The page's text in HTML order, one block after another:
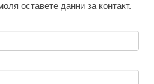
оставете данни за контакт.